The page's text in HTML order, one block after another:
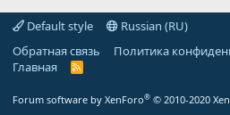
Default style
Russian (RU)
Обратная связь
Политика
Главная
R
Forum software by XenForo® © 2010-2020